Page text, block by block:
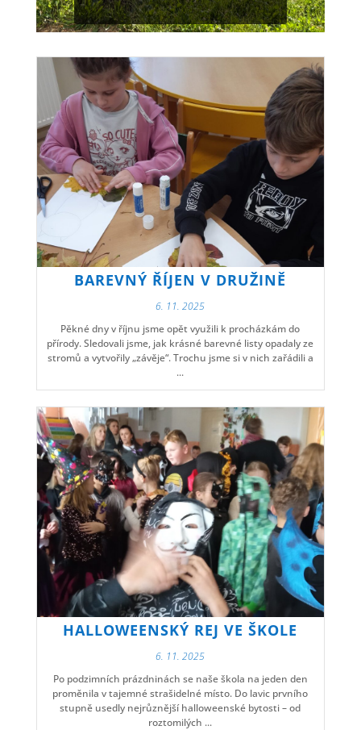
BAREVNÝ ŘÍJEN V DRUŽINĚ
6. 11. 2025
Pěkné dny v říjnu jsme opět využili k procházkám do
přírody. Sledovali jsme, jak krásné barevné listy opadaly ze
stromů a vytvořily „závěje“. Trochu jsme si v nich zařádili a
...
HALLOWEENSKÝ REJ VE ŠKOLE
6. 11. 2025
Po podzimních prázdninách se naše škola na jeden den
proměnila v tajemné strašidelné místo. Do lavic prvního
stupně usedly nejrůznější halloweenské bytosti – od
roztomilých ...